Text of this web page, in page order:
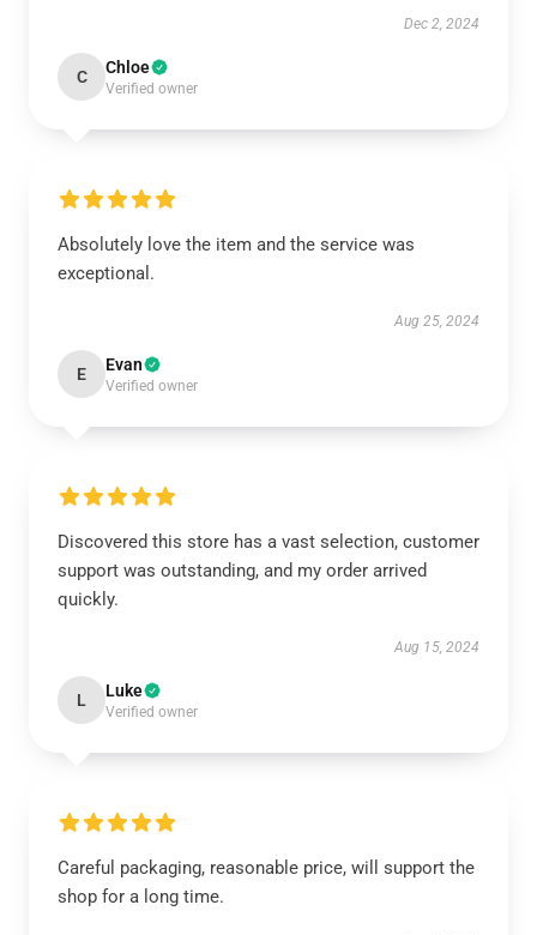
Dec 2, 2024
C Chloe
Verified owner
Absolutely love the item and the service was
exceptional.
Aug 25, 2024
E Evan
Verified owner
Discovered this store has a vast selection, customer
support was outstanding, and my order arrived
quickly.
Aug 15, 2024
L Luke
Verified owner
Careful packaging, reasonable price, will support the
shop for a long time.